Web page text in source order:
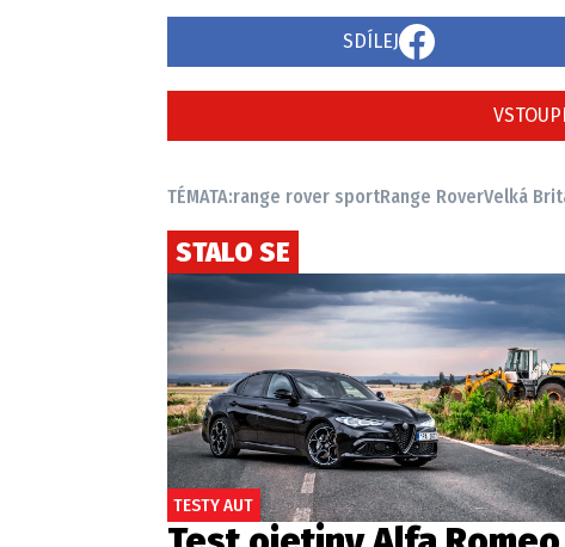
SDÍLEJ
TÉMATA:range rover sportRange RoverVelká
STALO SE
TESTY AUT